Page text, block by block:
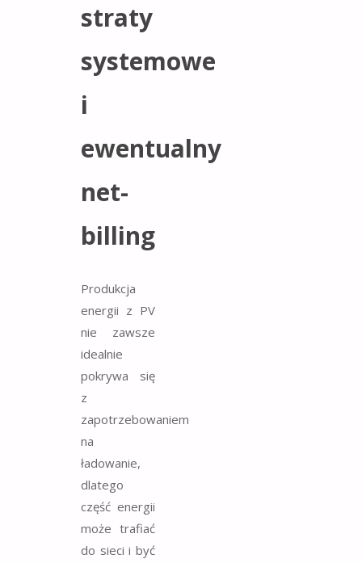
straty
systemowe
i
ewentualny
net-
billing
Produkcja
energii z PV
nie zawsze
idealnie
pokrywa się
z
zapotrzebowaniem
na
ładowanie,
dlatego
część energii
może trafiać
do sieci i być